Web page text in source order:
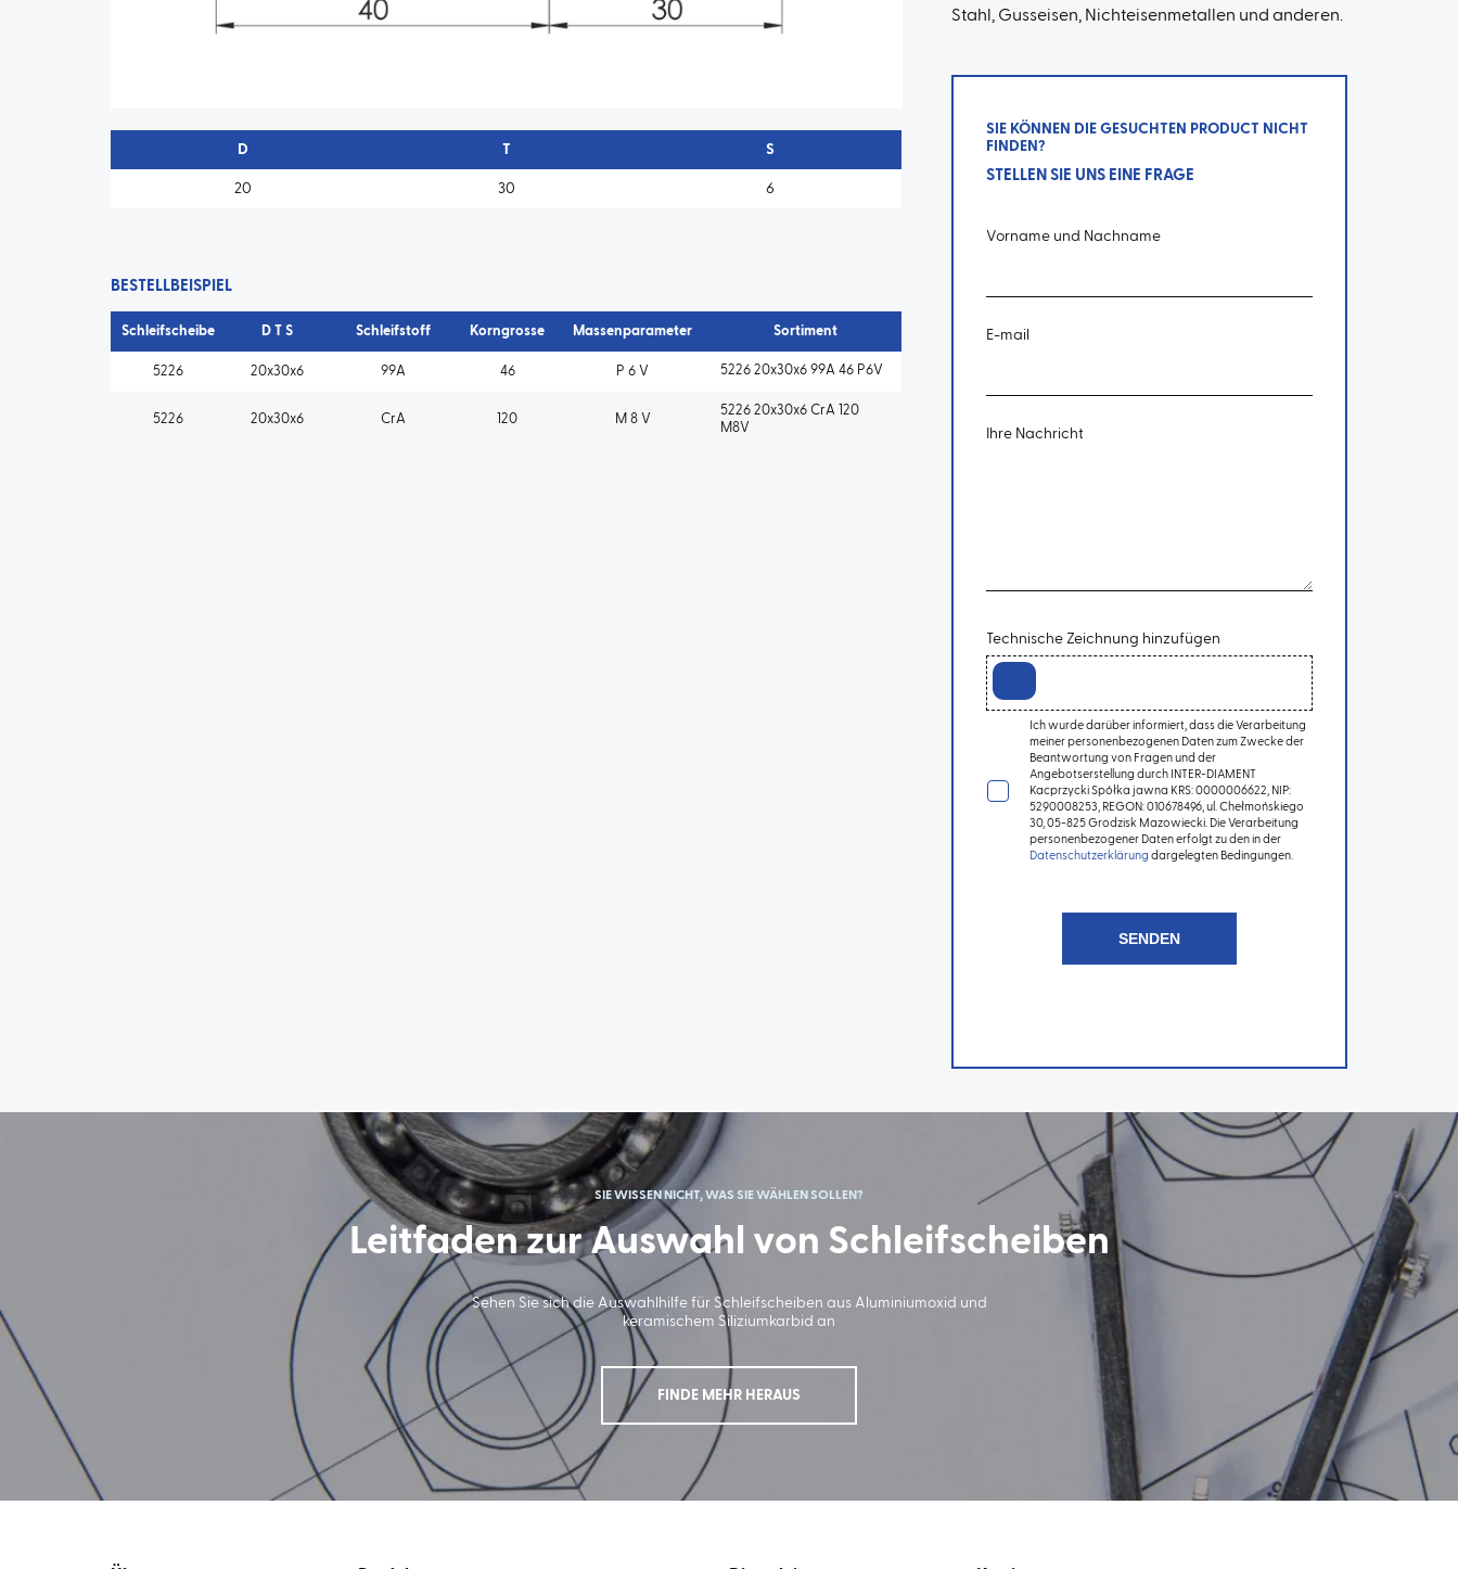
D T S
20 30 6
BESTELLBEISPIEL
Schleifscheibe D T S Schleifstoff Korngrosse Massenparameter Sortiment
5226 20x30x6 99A 46 P 6 V 5226 20x30x6 99A 46 P6V
5226 20x30x6 CrA 120 M 8 V
5226 20x30x6 CrA 120
M8V
Stahl, Gusseisen, Nichteisenmetallen und anderen.
SIE KÖNNEN DIE GESUCHTEN PRODUCT NICHT
FINDEN?
STELLEN SIE UNS EINE FRAGE
Vorname und Nachname
E-mail
Ihre Nachricht
Technische Zeichnung hinzufügen
Ich wurde darüber informiert, dass die Verarbeitung
meiner personenbezogenen Daten zum Zwecke der
Beantwortung von Fragen und der
Angebotserstellung durch INTER-DIAMENT
Kacprzycki Spółka jawna KRS: 0000006622, NIP:
5290008253, REGON: 010678496, ul. Chełmońskiego
30, 05-825 Grodzisk Mazowiecki. Die Verarbeitung
personenbezogener Daten erfolgt zu den in der
Datenschutzerklärung dargelegten Bedingungen.
SIE WISSEN NICHT, WAS SIE WÄHLEN SOLLEN?
Leitfaden zur Auswahl von Schleifscheiben
Sehen Sie sich die Auswahlhilfe für Schleifscheiben aus Aluminiumoxid und
keramischem Siliziumkarbid an
FINDE MEHR HERAUS